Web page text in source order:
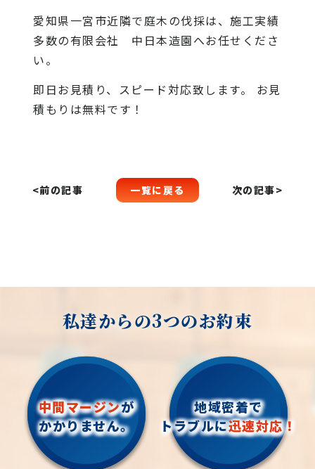
愛知県一宮市近隣で庭木の伐採は、施工実績
多数の有限会社 中日本造園へお任せくださ
い。
即日お見積り、スピード対応致します。 お見
積もりは無料です！
<前の記事 一覧に戻る 次の記事>
私達からの3つのお約束
中間マージンが
かかりません。
地域密着で
トラブルに迅速対応！